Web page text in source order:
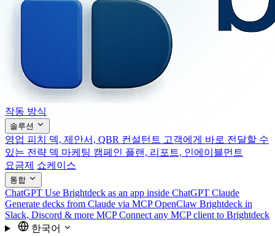
작동 방식
솔루션
영업 피치 덱, 제안서, QBR 컨설턴트 고객에게 바로 전달할 수
있는 전략 덱 마케팅 캠페인 플랜, 리포트, 인에이블먼트
요금제 쇼케이스
통합
ChatGPT Use Brightdeck as an app inside ChatGPT Claude
Generate decks from Claude via MCP OpenClaw Brightdeck in
Slack, Discord & more MCP Connect any MCP client to Brightdeck
한국어